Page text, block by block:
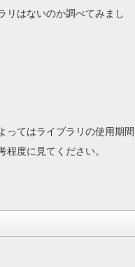
リはないのか調べてみまし
ってはライブラリの使用期間
度に見てください。